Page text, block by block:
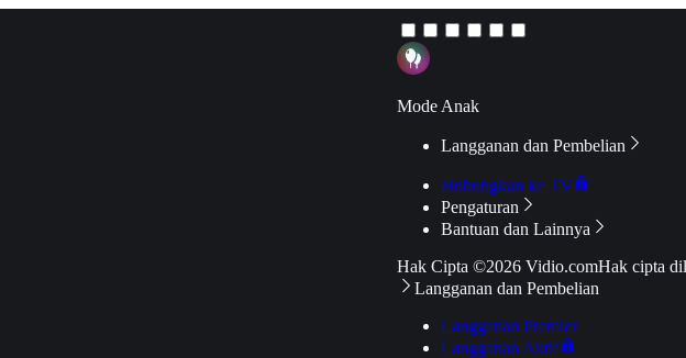
Mode Anak
Langganan dan Pembelian
Hubungkan ke TV
Pengaturan
Bantuan dan Lainnya
Hak Cipta ©2026 Vidio.comHak cipta
Langganan dan Pembelian
Langganan Premier
Langganan Aktif